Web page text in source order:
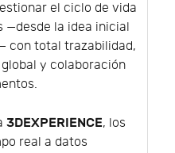
el ciclo de vida
—desde la idea inicial
con total trazabilidad,
y colaboración
3DEXPERIENCE, los
real a datos